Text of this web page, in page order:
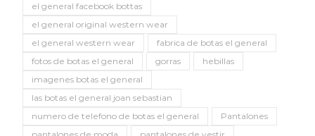
el general facebook bottas
el general original western wear
el general western wear
fabrica de botas el general
fotos de botas el general
gorras
hebillas
imagenes botas el general
las botas el general joan sebastian
numero de telefono de botas el general
Pantalones